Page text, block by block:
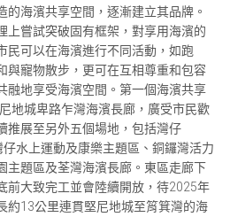
的海濱共享空間，逐漸建立其品牌。
上嘗試突破固有框架，對享用海濱的
民可以在海濱進行不同活動，如跑
與寵物散步，更可在互相尊重和包容
融地享受海濱空間。第一個海濱共享
地城卑路乍灣海濱長廊，廣受市民歡
推展至另外五個場地，包括灣仔
水上運動及康樂主題區、銅鑼灣活力
主題區及荃灣海濱長廊。東區走廊下
前大致完工並會陸續開放，待2025年
約13公里連貫堅尼地城至筲箕灣的海